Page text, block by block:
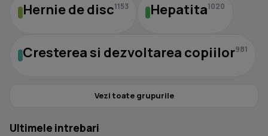
Hernie de disc1153 Hepatita1020
Cresterea si dezvoltarea copiilor981
Vezi toate grupurile
Ultimele intrebari